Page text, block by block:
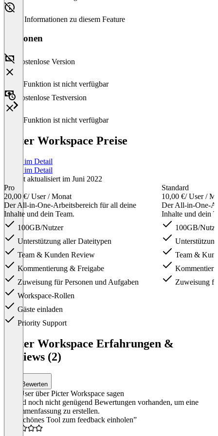
Keine Informationen zu diesem Feature
Versionen
Kostenlose Version
Diese Funktion ist nicht verfügbar
Kostenlose Testversion
Diese Funktion ist nicht verfügbar
Picter Workspace Preise
Preise im Detail
Preise im Detail
Zuletzt aktualisiert im Juni 2022
Pro
20,00 €/ User / Monat
Der All-in-One-Arbeitsbereich für all deine
Inhalte und dein Team.
100GB/Nutzer
Unterstützung aller Dateitypen
Team & Kunden Review
Kommentierung & Freigabe
Zuweisung für Personen und Aufgaben
Workspace-Rollen
Gäste einladen
Priority Support
Standard
10,00 €/ User /
Der All-in-One-
Inhalte und dein
100GB/
Team &
Zuweisung
Picter Workspace Erfahrungen &
Reviews (2)
Bewerten
Was User über Picter Workspace sagen
Es sind noch nicht genügend Bewertungen vorhanden, um eine
Zusammenfassung zu erstellen.
“Ein schönes Tool zum feedback einholen”